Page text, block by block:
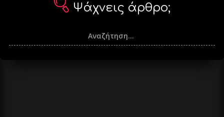
Ψάχνεις άρθρο;